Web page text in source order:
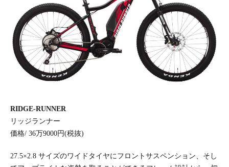
RIDGE-RUNNER
リッジランナー
価格/ 36万9000円(税抜)
27.5×2.8 サイズのワイドタイヤにフロントサスペンション、そし